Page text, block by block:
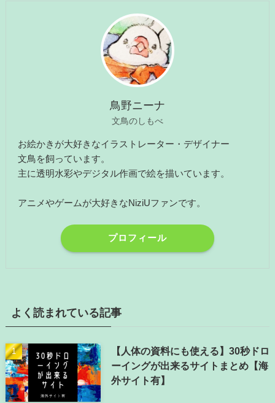
鳥野ニーナ
文鳥のしもべ
お絵かきが大好きなイラストレーター・デザイナー
文鳥を飼っています。
主に透明水彩やデジタル作画で絵を描いています。
アニメやゲームが大好きなNiziUファンです。
プロフィール
よく読まれている記事
【人体の資料にも使える】30秒ドロ
ーイングが出来るサイトまとめ【海
外サイト有】